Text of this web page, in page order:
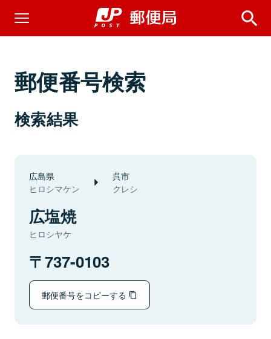
郵便番号検索
検索結果
広島県
ヒロシマケン
呉市
クレシ
広塩焼
ヒロシヤケ
737-0103
郵便番号をコピーする